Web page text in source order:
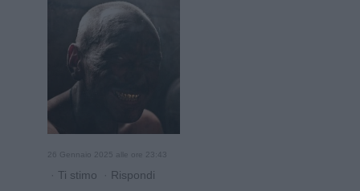
26 Gennaio 2025 alle ore 23:43
· Ti stimo · Rispondi